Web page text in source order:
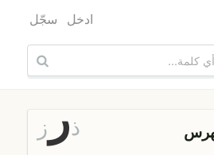
ادخل سجّل
ذر ز